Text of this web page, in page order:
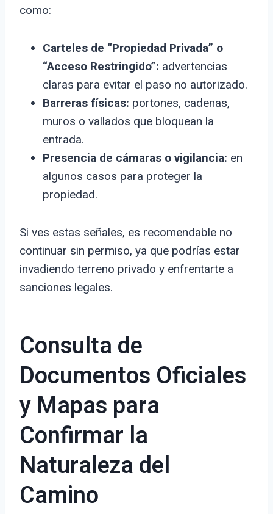
como:
Carteles de “Propiedad Privada” o
“Acceso Restringido”: advertencias
claras para evitar el paso no autorizado.
Barreras físicas: portones, cadenas,
muros o vallados que bloquean la
entrada.
Presencia de cámaras o vigilancia: en
algunos casos para proteger la
propiedad.
Si ves estas señales, es recomendable no
continuar sin permiso, ya que podrías estar
invadiendo terreno privado y enfrentarte a
sanciones legales.
Consulta de
Documentos Oficiales
y Mapas para
Confirmar la
Naturaleza del
Camino